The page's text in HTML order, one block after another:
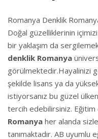
Romanya Denklik
Doğal güzelliklerinin
bir yaklaşım da
denklik Romanya
görülmektedir.Hayalinizi
şekilde lisans ya da
istiyorsanız bu güzel
tercih edebilirsiniz.
Romanya her alanda
tanımaktadır. AB uyumlu